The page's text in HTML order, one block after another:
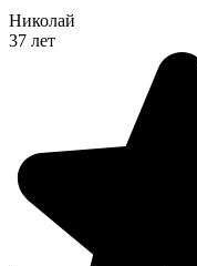
Николай
37 лет